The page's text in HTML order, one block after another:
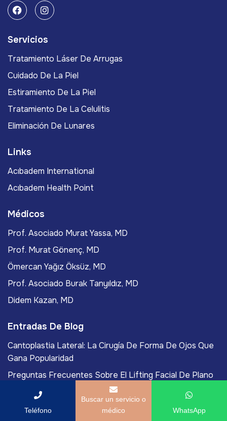
Servicios
Tratamiento Láser De Arrugas
Cuidado De La Piel
Estiramiento De La Piel
Tratamiento De La Celulitis
Eliminación De Lunares
Links
Acıbadem International
Acıbadem Health Point
Médicos
Prof. Asociado Murat Yassa, MD
Prof. Murat Gönenç, MD
Ömercan Yağız Öksüz, MD
Prof. Asociado Burak Tanyıldız, MD
Didem Kazan, MD
Entradas De Blog
Cantoplastia Lateral: La Cirugía De Forma De Ojos Que
Gana Popularidad
Preguntas Frecuentes Sobre El Lifting Facial De Plano
¿Son Seguros Los Fármacos GLP-1 Para Perder Peso?
Teléfono
Buscar un servicio o
médico
WhatsApp